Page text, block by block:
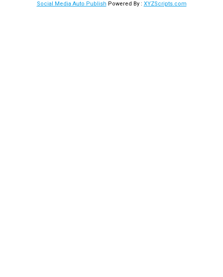
Social Media Auto Publish Powered By : XYZScripts.com